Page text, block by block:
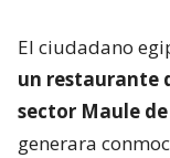
El ciudadano
un restaurante
sector Maule
generara